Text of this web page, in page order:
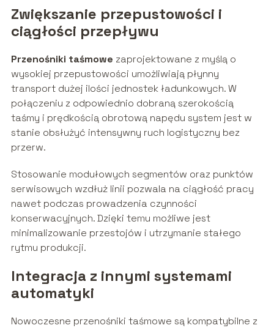
Zwiększanie przepustowości i
ciągłości przepływu
Przenośniki taśmowe zaprojektowane z myślą o
wysokiej przepustowości umożliwiają płynny
transport dużej ilości jednostek ładunkowych. W
połączeniu z odpowiednio dobraną szerokością
taśmy i prędkością obrotową napędu system jest w
stanie obsłużyć intensywny ruch logistyczny bez
przerw.
Stosowanie modułowych segmentów oraz punktów
serwisowych wzdłuż linii pozwala na ciągłość pracy
nawet podczas prowadzenia czynności
konserwacyjnych. Dzięki temu możliwe jest
minimalizowanie przestojów i utrzymanie stałego
rytmu produkcji.
Integracja z innymi systemami
automatyki
Nowoczesne przenośniki taśmowe są kompatybilne z